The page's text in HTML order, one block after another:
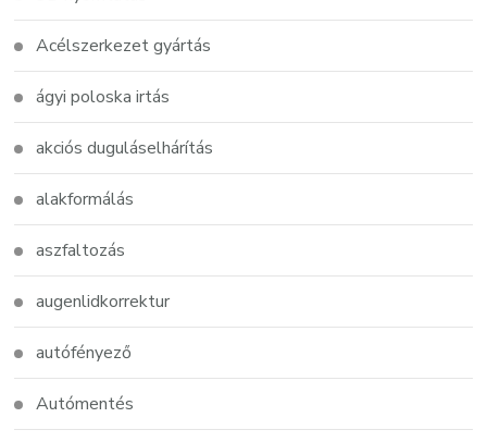
Acélszerkezet gyártás
ágyi poloska irtás
akciós duguláselhárítás
alakformálás
aszfaltozás
augenlidkorrektur
autófényező
Autómentés